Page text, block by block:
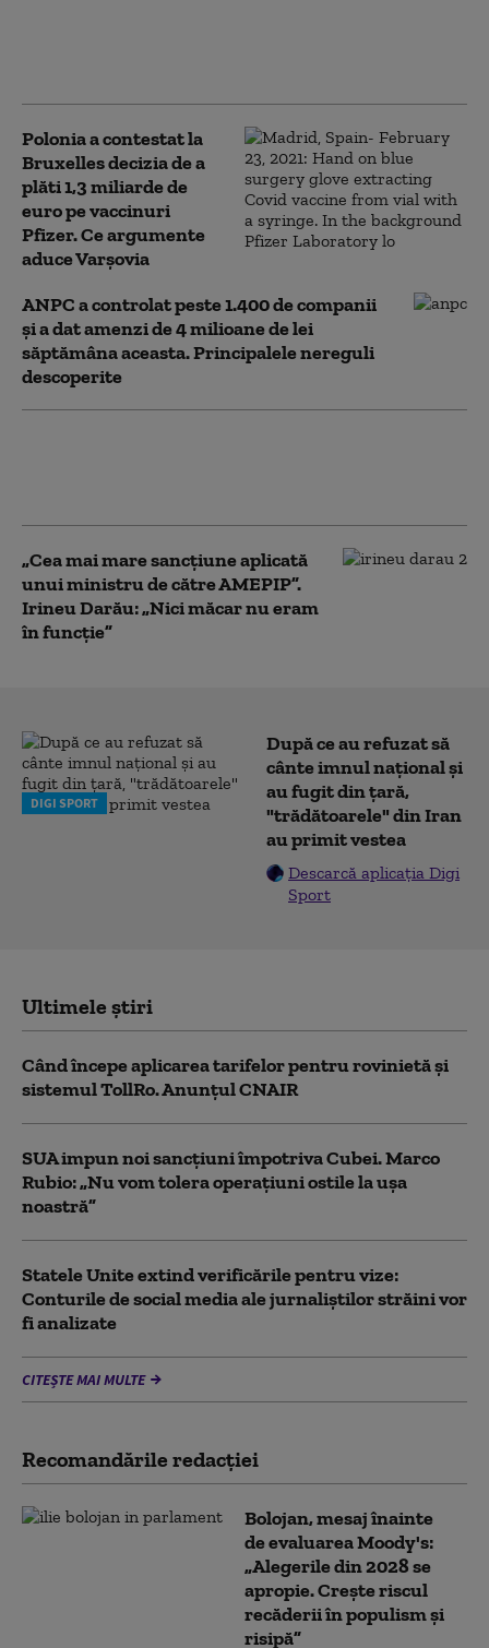
Polonia a contestat la
Bruxelles decizia de a
plăti 1,3 miliarde de
euro pe vaccinuri
Pfizer. Ce argumente
aduce Varșovia
ANPC a controlat peste 1.400 de companii
și a dat amenzi de 4 milioane de lei
săptămâna aceasta. Principalele nereguli
descoperite
„Cea mai mare sancțiune aplicată
unui ministru de către AMEPIP”.
Irineu Darău: „Nici măcar nu eram
în funcție”
DIGI SPORT
După ce au refuzat să
cânte imnul naţional şi
au fugit din ţară,
"trădătoarele" din Iran
au primit vestea
Descarcă aplicația Digi
Sport
Ultimele știri
Când începe aplicarea tarifelor pentru rovinietă şi
sistemul TollRo. Anunțul CNAIR
SUA impun noi sancţiuni împotriva Cubei. Marco
Rubio: „Nu vom tolera operaţiuni ostile la uşa
noastră”
Statele Unite extind verificările pentru vize:
Conturile de social media ale jurnaliștilor străini vor
fi analizate
CITEȘTE MAI MULTE
Recomandările redacţiei
Bolojan, mesaj înainte
de evaluarea Moody's:
„Alegerile din 2028 se
apropie. Crește riscul
recăderii în populism și
risipă”